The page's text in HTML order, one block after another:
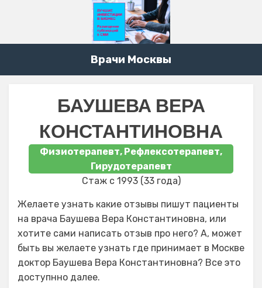
Врачи Москвы
БАУШЕВА ВЕРА
КОНСТАНТИНОВНА
Физиотерапевт, Рефлексотерапевт,
Гирудотерапевт
Стаж с 1993 (33 года)
Желаете узнать какие отзывы пишут пациенты
на врача Баушева Вера Константиновна, или
хотите сами написать отзыв про него? А, может
быть вы желаете узнать где принимает в Москве
доктор Баушева Вера Константиновна? Все это
доступнно далее.